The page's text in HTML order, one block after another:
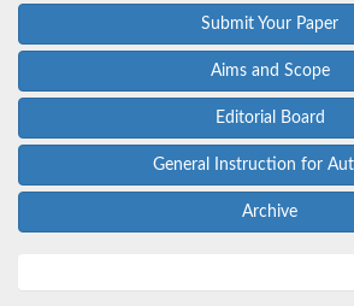
Submit Your Paper
Aims and Scope
Editorial Board
General Instruction for
Archive